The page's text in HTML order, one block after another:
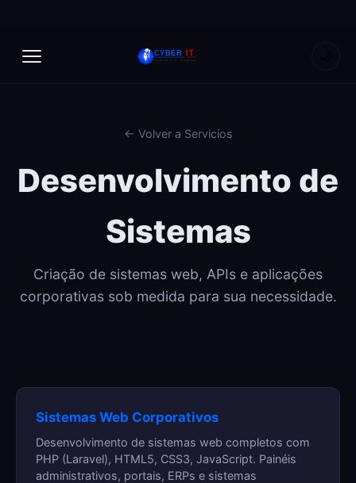
← Volver a Servicios
Desenvolvimento de
Sistemas
Criação de sistemas web, APIs e aplicações
corporativas sob medida para sua necessidade.
Sistemas Web Corporativos
Desenvolvimento de sistemas web completos com
PHP (Laravel), HTML5, CSS3, JavaScript. Painéis
administrativos, portais, ERPs e sistemas